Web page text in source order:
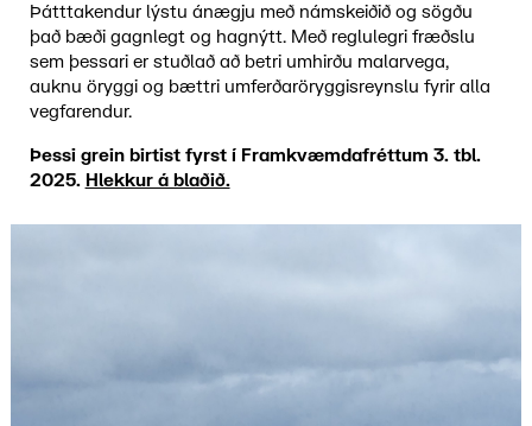
Þátttakendur lýstu ánægju með námskeiðið og sögðu
það bæði gagnlegt og hagnýtt. Með reglulegri fræðslu
sem þessari er stuðlað að betri umhirðu malarvega,
auknu öryggi og bættri umferðaröryggisreynslu fyrir alla
vegfarendur.
Þessi grein birtist fyrst í Framkvæmdafréttum 3. tbl.
2025. Hlekkur á blaðið.